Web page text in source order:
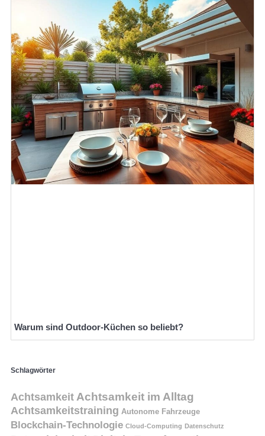
Warum sind Outdoor-Küchen so beliebt?
Schlagwörter
AchtsamkeitAchtsamkeit im Alltag
Achtsamkeitstraining Autonome Fahrzeuge
Blockchain-Technologie Cloud-Computing Datenschutz